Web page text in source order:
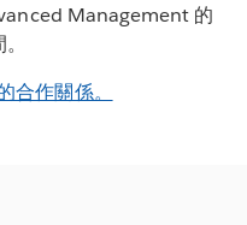
Management 的
合作關係。